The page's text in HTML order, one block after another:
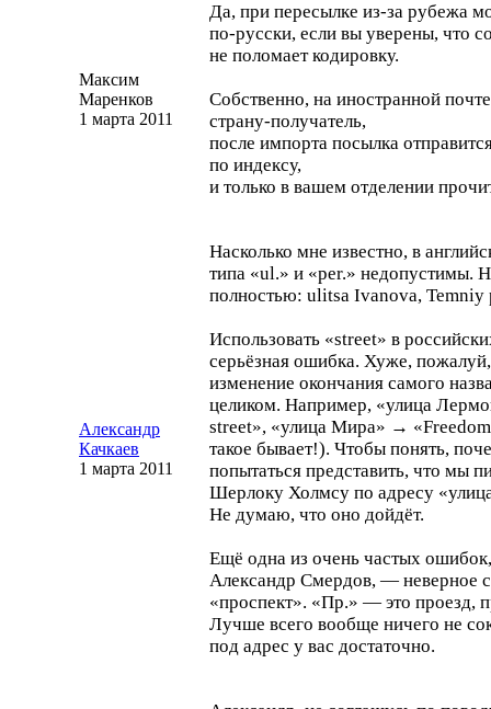
Максим
Маренков
1 марта 2011
Да, при пересылке из-за рубежа
по-русски, если вы уверены, что
не поломает кодировку.
Собственно, на иностранной
страну-получатель,
после импорта посылка
по индексу,
и только в вашем отделении
Александр
Качкаев
1 марта 2011
Насколько мне известно, в
типа «ul.» и «per.» недопустимы.
полностью: ulitsa Ivanova, Temniy
Использовать «street» в
серьёзная ошибка. Хуже,
изменение окончания самого
целиком. Например, «улица
street», «улица Мира» →
такое бывает!). Чтобы понять,
попытаться представить, что мы
Шерлоку Холмсу по адресу
Не думаю, что оно дойдёт.
Ещё одна из очень частых
Александр Смердов, — неверное
«проспект». «Пр.» — это проезд,
Лучше всего вообще ничего не
под адрес у вас достаточно.